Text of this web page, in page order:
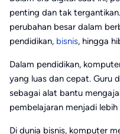
penting dan tak
perubahan besar dalam
pendidikan, bisnis, hingga
Dalam pendidikan,
yang luas dan cepat. Guru
sebagai alat bantu
pembelajaran menjadi
Di dunia bisnis, komputer